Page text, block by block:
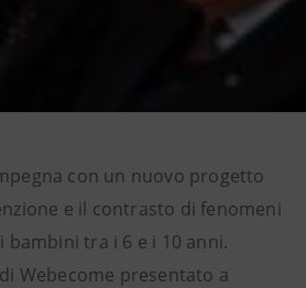
con un nuovo progetto
e il contrasto di fenomeni
bambini tra i 6 e i 10 anni.
Webecome presentato a